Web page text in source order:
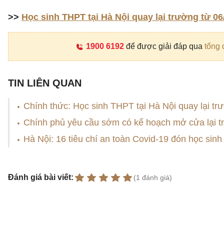
>> Học sinh THPT tại Hà Nội quay lại trường từ
1900 6192để được giải đáp qua tổng
TIN LIÊN QUAN
Chính thức: Học sinh THPT tại Hà Nội quay lại
Chính phủ yêu cầu sớm có kế hoạch mở cửa lại
Hà Nội: 16 tiêu chí an toàn Covid-19 đón học
Đánh giá bài viết: (1 đánh giá)